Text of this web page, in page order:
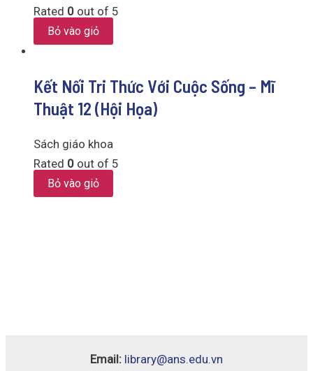
Rated 0 out of 5
Bỏ vào giỏ
Kết Nối Tri Thức Với Cuộc Sống – Mĩ
Thuật 12 (Hội Họa)
Sách giáo khoa
Rated 0 out of 5
Bỏ vào giỏ
Email: library@ans.edu.vn